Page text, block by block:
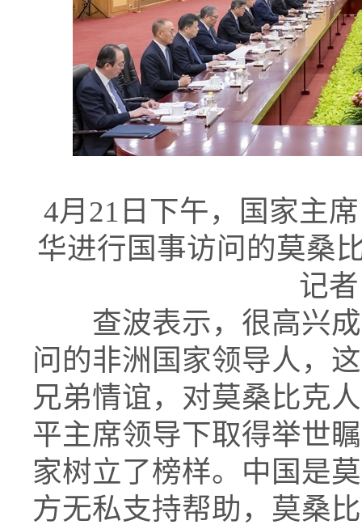
4月21日下午，国家主
华进行国事访问的莫桑
记
查波表示，很高兴成
问的非洲国家领导人，
兄弟情谊，对莫桑比克
平主席领导下取得举世
家树立了榜样。中国是
方无私支持帮助，莫桑